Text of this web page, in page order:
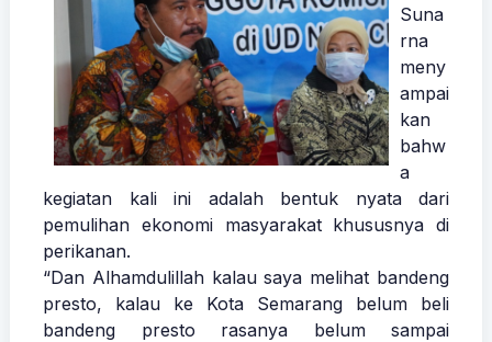
Suna
rna
meny
ampai
kan
bahw
a
kegiatan kali ini adalah bentuk nyata dari
pemulihan ekonomi masyarakat khususnya di
perikanan.
“Dan Alhamdulillah kalau saya melihat bandeng
presto, kalau ke Kota Semarang belum beli
bandeng presto rasanya belum sampai